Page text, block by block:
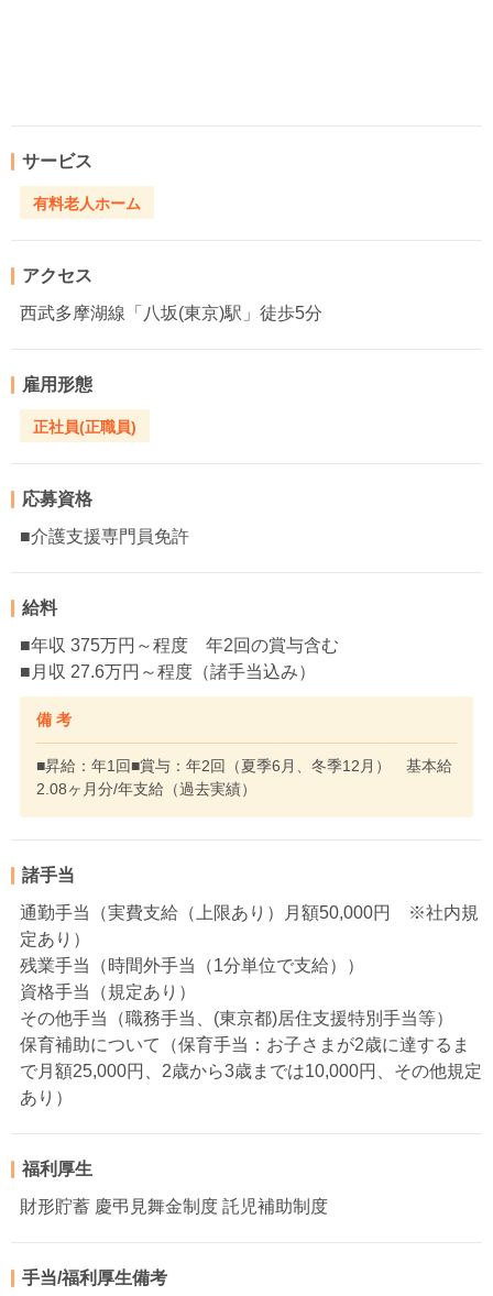
サービス
有料老人ホーム
アクセス
西武多摩湖線「八坂(東京)駅」徒歩5分
雇用形態
正社員(正職員)
応募資格
■介護支援専門員免許
給料
■年収 375万円～程度 年2回の賞与含む
■月収 27.6万円～程度（諸手当込み）
備 考
■昇給：年1回■賞与：年2回（夏季6月、冬季12月） 基本給
2.08ヶ月分/年支給（過去実績）
諸手当
通勤手当（実費支給（上限あり）月額50,000円 ※社内規
定あり）
残業手当（時間外手当（1分単位で支給））
資格手当（規定あり）
その他手当（職務手当、(東京都)居住支援特別手当等）
保育補助について（保育手当：お子さまが2歳に達するま
で月額25,000円、2歳から3歳までは10,000円、その他規定
あり）
福利厚生
財形貯蓄 慶弔見舞金制度 託児補助制度
手当/福利厚生備考